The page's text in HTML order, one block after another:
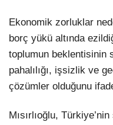
Ekonomik zorluklar
borç yükü altında
toplumun beklentisinin
pahalılığı, işsizlik ve
çözümler olduğunu
Mısırlıoğlu,